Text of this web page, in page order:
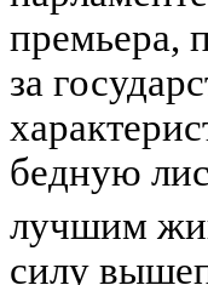
премьера,
за
бедную
лучшим
силу